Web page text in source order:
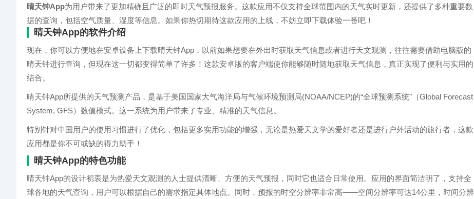
晴天钟App为用户带来了更加精确且广泛的即时天气预报服务。这款应用不仅支持全球范围内的天气实时更新，还提供了多种重要数
据的查询，包括空气质量、湿度等信息。如果你热切期待这款应用的上线，不妨立即下载体验一番吧！
晴天钟App的软件介绍
现在，你可以方便地在安卓设备上下载晴天钟App，以前如果想要在外出时获取天气信息或者进行天文观测，往往需要借助电脑版的
晴天钟进行查询，但现在这一切都变得简单了许多！这款安卓版的客户端使你能够随时随地获取天气信息，真正实现了便利与实用的
结合。
晴天钟App所提供的天气预测产品，是基于美国国家大气海洋局与气候环境预测局(NOAA/NCEP)的“全球预测系统”（Global Forecast
System, GFS）数值模式。这一系统为用户带来了专业、精准的天气信息。
特别针对中国用户的使用习惯进行了优化，包括更多实用功能的增强，无论是热爱天文学的爱好者还是进行户外活动的旅行者，这款
应用都是你不可或缺的得力助手！
晴天钟App的特色功能
晴天钟App的设计初衷是为热爱天文观测的人士提供清晰、方便的天气预报，同时它也适合日常使用。应用的界面简洁明了，支持全
球各地的天气查询，用户可以根据自己的需求指定具体地点。同时，预报的时空分辨率非常高——空间分辨率可达14公里，时间分辨